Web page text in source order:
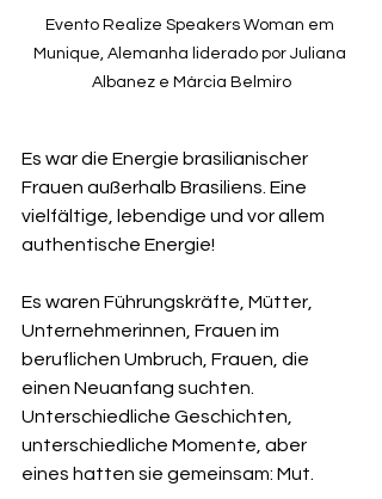
Evento Realize Speakers Woman em
Munique, Alemanha liderado por Juliana
Albanez e Márcia Belmiro
Es war die Energie brasilianischer
Frauen außerhalb Brasiliens. Eine
vielfältige, lebendige und vor allem
authentische Energie!
Es waren Führungskräfte, Mütter,
Unternehmerinnen, Frauen im
beruflichen Umbruch, Frauen, die
einen Neuanfang suchten.
Unterschiedliche Geschichten,
unterschiedliche Momente, aber
eines hatten sie gemeinsam: Mut.